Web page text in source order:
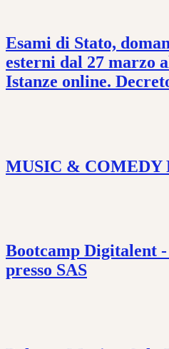
Esami di Stato,
esterni dal 27 marzo
Istanze online.
MUSIC & COMEDY
Bootcamp Digitalent
presso SAS